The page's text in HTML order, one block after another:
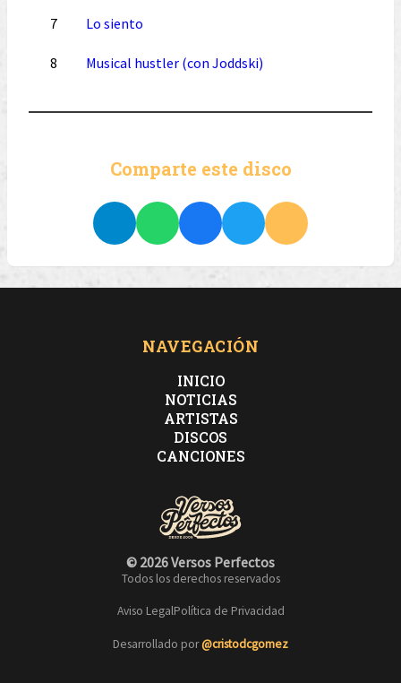
7 Lo siento
8 Musical hustler (con Joddski)
Comparte este disco
NAVEGACIÓN
INICIO
NOTICIAS
ARTISTAS
DISCOS
CANCIONES
© 2026 Versos Perfectos
Todos los derechos reservados
Aviso LegalPolítica de Privacidad
Desarrollado por@cristodcgomez